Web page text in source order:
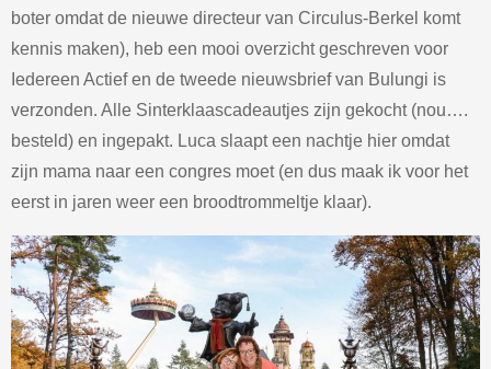
boter omdat de nieuwe directeur van Circulus-Berkel komt
kennis maken), heb een mooi overzicht geschreven voor
Iedereen Actief en de tweede nieuwsbrief van Bulungi is
verzonden. Alle Sinterklaascadeautjes zijn gekocht (nou….
besteld) en ingepakt. Luca slaapt een nachtje hier omdat
zijn mama naar een congres moet (en dus maak ik voor het
eerst in jaren weer een broodtrommeltje klaar).